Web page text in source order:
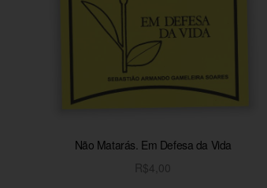
Não Matarás. Em Defesa da Vida
R$4,00